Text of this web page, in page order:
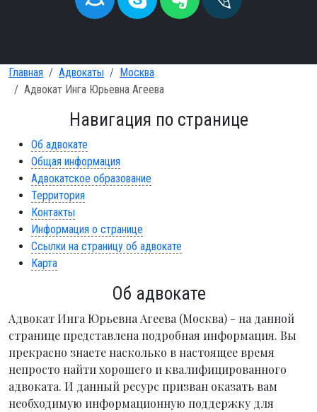
Главная Адвокаты
Москва
Адвокат Инга Юрьевна Агеева
Навигация по странице
Об адвокате
Общая информация
Адвокатское образование
Территория
Контакты
Информация о странице
Ссылки на страницу об адвокате
Карта
Об адвокате
Адвокат Инга Юрьевна Агеева (Москва) - на данной
странице представлена подробная информация. Вы
прекрасно знаете насколько в настоящее время
непросто найти хорошего и квалифицированного
адвоката. И данный ресурс призван оказать вам
необходимую информационную поддержку для